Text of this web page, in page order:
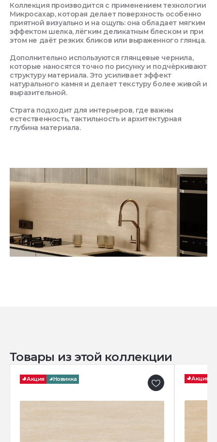
Коллекция производится с применением технологии
Микросахар, которая делает поверхность особенно
приятной визуально и на ощупь: она обладает мягким
эффектом шелка, лёгким деликатным блеском и при
этом не даёт резких бликов или выраженного глянца.
Дополнительно используются глянцевые чернила,
которые наносятся точно по рисунку и подчёркивают
структуру материала. Это усиливает эффект
натурального камня и делает текстуру более живой и
выразительной.
Страта подходит для интерьеров, где важны
естественность, тактильность и архитектурная
глубина материала.
Товары из этой коллекции
Акция Новинка Акция